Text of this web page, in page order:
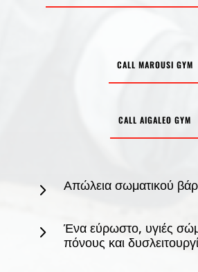
CALL MAROUSI GYM
CALL AIGALEO GYM
5 Απώλεια σωματικού
5
Ένα εύρωστο, υγιές
πόνους και